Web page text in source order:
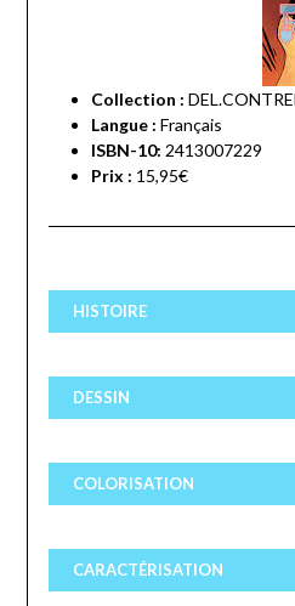
Collection :
Langue : Français
ISBN-10: 2413007229
Prix : 15,95€
HISTOIRE
DESSIN
COLORISATION
CARACTÉRISATION